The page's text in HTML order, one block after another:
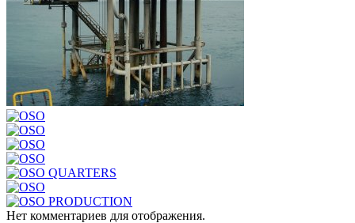
Нет комментариев для отображения.